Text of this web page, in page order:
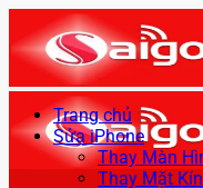
qua
nội
dung
Trang chủ
Sửa iPhone
Thay Màn
Thay Mặt